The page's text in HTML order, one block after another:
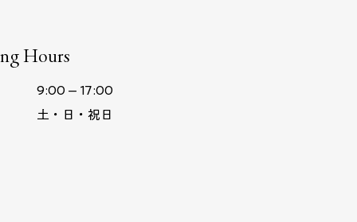
Hours
9:00 – 17:00
​土・日・祝日